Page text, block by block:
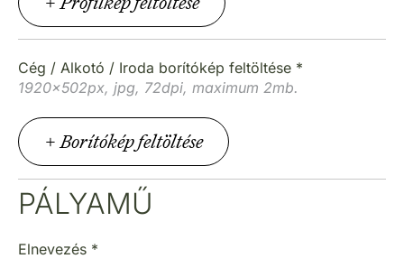
Cég / Alkotó / Iroda borítókép feltöltése *
1920x502px, jpg, 72dpi, maximum 2mb.
PÁLYAMŰ
Elnevezés *